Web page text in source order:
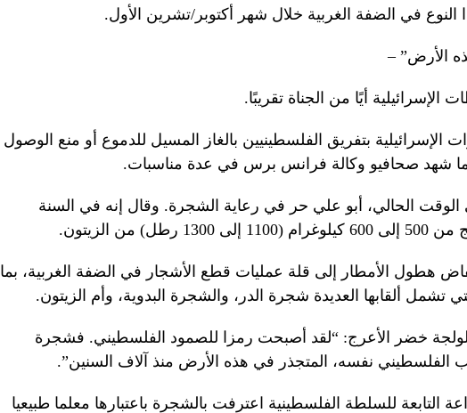
الأرض” –
أيًا من الجناة تقريبًا.
الإسرائيلية بتفريق الفلسطينيين بالغاز المسيل للدموع أو منع الوصول
شهد صحافيو وكالة فرانس برس في عدة مناسبات.
الحالي، أبو علي حر في رعاية الشجرة. وقال إنه في السنة
من الزيتون.
هطول الأمطار إلى قلة عمليات قطع الأشجار في الضفة الغربية، بما
تشمل ألقابها العديدة شجرة الدر، والشجرة البدوية، وأم الزيتون.
خضر الأعرج: “لقد أصبحت رمزا للصمود الفلسطيني. فشجرة
الفلسطيني نفسه، المتجذر في هذه الأرض منذ آلاف السنين”.
التابعة للسلطة الفلسطينية اعترفت بالشجرة باعتبارها معلما طبيعيا